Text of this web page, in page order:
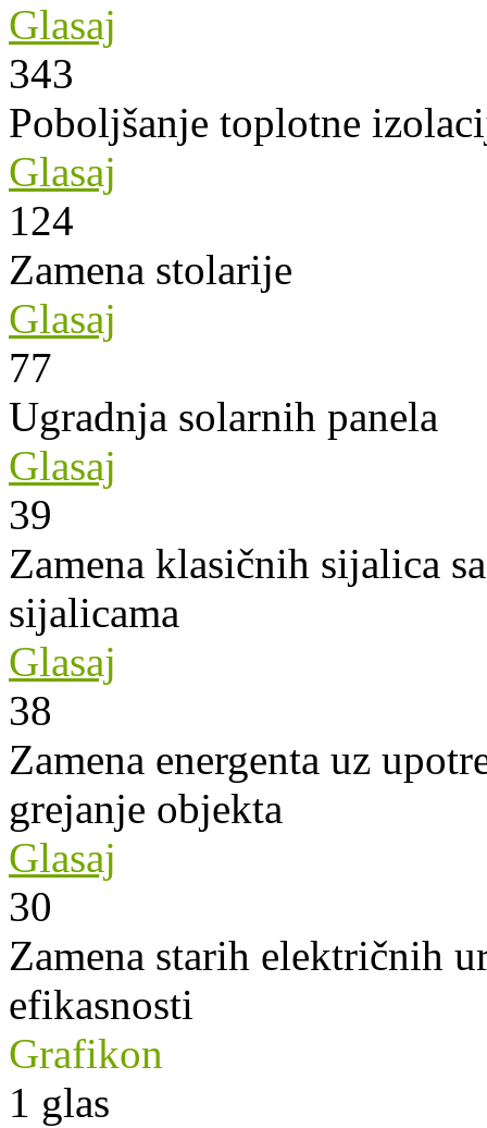
Glasaj
343
Poboljšanje toplotne
Glasaj
124
Zamena stolarije
Glasaj
77
Ugradnja solarnih panela
Glasaj
39
Zamena klasičnih sijalica
sijalicama
Glasaj
38
Zamena energenta uz
grejanje objekta
Glasaj
30
Zamena starih električnih
efikasnosti
Grafikon
1 glas